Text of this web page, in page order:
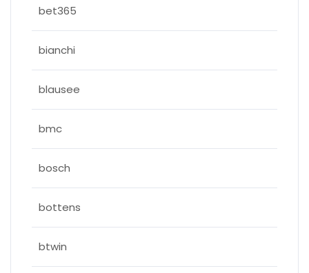
bet365
bianchi
blausee
bmc
bosch
bottens
btwin